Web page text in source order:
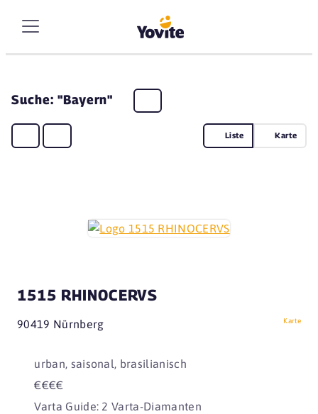
Suche: "Bayern"
Liste Karte
1515 RHINOCERVS
90419 Nürnberg Karte
urban, saisonal, brasilianisch
€€€€
Varta Guide: 2 Varta-Diamanten